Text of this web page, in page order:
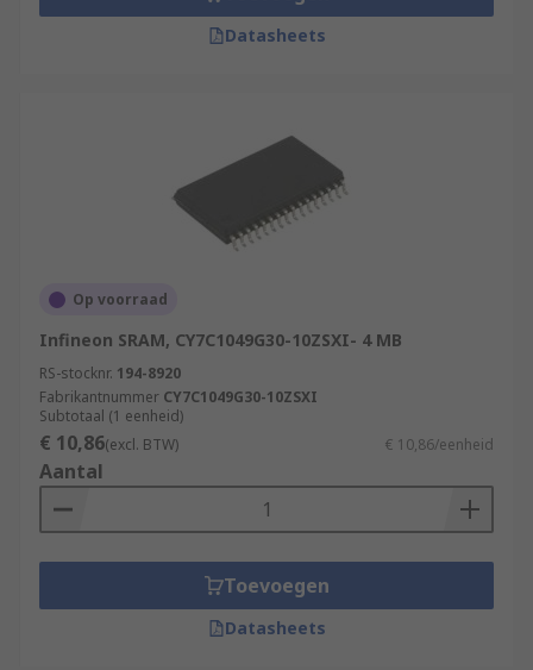
Datasheets
Op voorraad
Infineon SRAM, CY7C1049G30-10ZSXI- 4 MB
RS-stocknr. 194-8920
Fabrikantnummer CY7C1049G30-10ZSXI
Subtotaal (1 eenheid)
€ 10,86(excl. BTW) € 10,86/eenheid
Aantal
Toevoegen
Datasheets